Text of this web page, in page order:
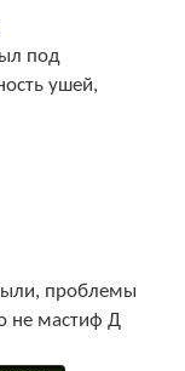
под
ушей,
проблемы
не мастиф Д